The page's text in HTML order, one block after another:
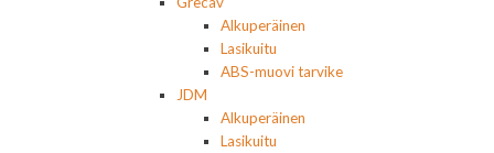
Alkuperäinen
Lasikuitu
ABS-muovi tarvike
JDM
Alkuperäinen
Lasikuitu